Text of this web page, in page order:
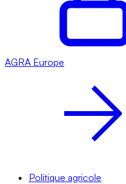
AGRA Europe
Politique agricole